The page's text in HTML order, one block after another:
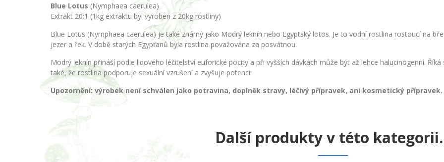
Blue Lotus (Nymphaea caerulea)
Extrakt 20:1 (1kg extraktu byl vyroben z 20kg rostliny)
Blue Lotus (Nymphaea caerulea) je také známý jako Modrý leknín nebo Egyptský lotos. Je to vodní rostlina rostoucí na
jezer a řek. V době starých Egypťanů byla rostlina považována za posvátnou.
Modrý leknín přináší podle lidového léčitelství euforické pocity a při vyšších dávkách může být až lehce halucinogenní. Říká
také, že rostlina podporuje sexuální vzrušení a zvyšuje potenci.
Upozornění: výrobek není schválen jako potravina, doplněk stravy, léčivý přípravek, ani kosmetický přípravek.
Další produkty v této